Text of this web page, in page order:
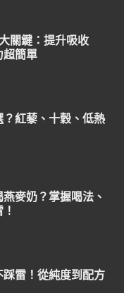
關鍵：提升吸收
超簡單
紅藜、十穀、低熱
麥奶？掌握喝法、
雷！從純度到配方